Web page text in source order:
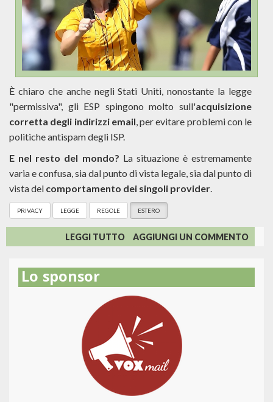
È chiaro che anche negli Stati Uniti, nonostante la legge
"permissiva", gli ESP spingono molto sull'acquisizione
corretta degli indirizzi email, per evitare problemi con le
politiche antispam degli ISP.
E nel resto del mondo? La situazione è estremamente
varia e confusa, sia dal punto di vista legale, sia dal punto di
vista del comportamento dei singoli provider.
PRIVACY LEGGE REGOLE ESTERO
LEGGI TUTTO SU
PRIVACY
E
REGOLE
TRATTAMENTO
DEI
DATI
NELL'INVIO
EMAIL
AGGIUNGI UN COMMENTO
Lo sponsor